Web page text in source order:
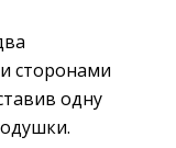
сторонами
одну